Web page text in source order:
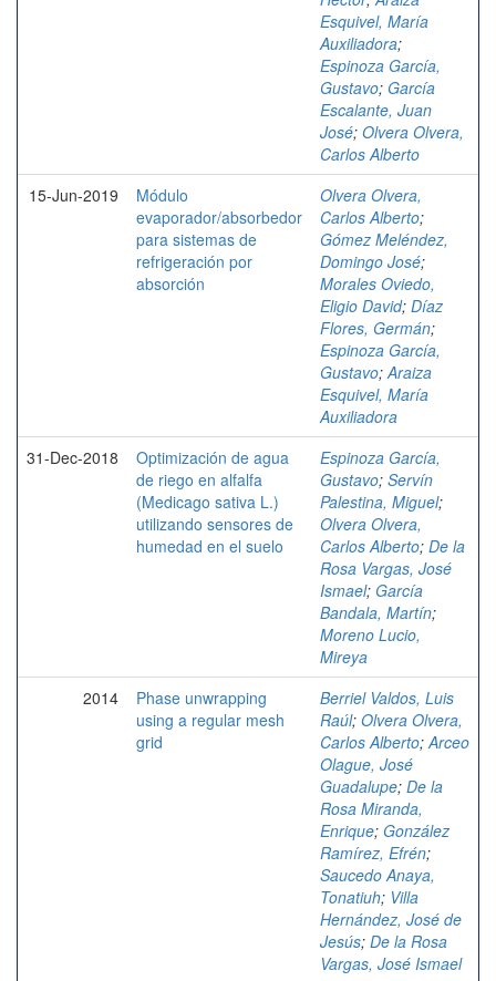
Esquivel, María
Auxiliadora;
Espinoza García,
Gustavo; García
Escalante, Juan
José; Olvera Olvera,
Carlos Alberto
15-Jun-2019
Módulo
evaporador/absorbedor
para sistemas de
refrigeración por
absorción
Olvera Olvera,
Carlos Alberto;
Gómez Meléndez,
Domingo José;
Morales Oviedo,
Eligio David; Díaz
Flores, Germán;
Espinoza García,
Gustavo; Araiza
Esquivel, María
Auxiliadora
31-Dec-2018
Optimización de agua
de riego en alfalfa
(Medicago sativa L.)
utilizando sensores de
humedad en el suelo
Espinoza García,
Gustavo; Servín
Palestina, Miguel;
Olvera Olvera,
Carlos Alberto; De la
Rosa Vargas, José
Ismael; García
Bandala, Martín;
Moreno Lucio,
Mireya
2014
Phase unwrapping
using a regular mesh
grid
Berriel Valdos, Luis
Raúl; Olvera Olvera,
Carlos Alberto; Arceo
Olague, José
Guadalupe; De la
Rosa Miranda,
Enrique; González
Ramírez, Efrén;
Saucedo Anaya,
Tonatiuh; Villa
Hernández, José de
Jesús; De la Rosa
Vargas, José Ismael